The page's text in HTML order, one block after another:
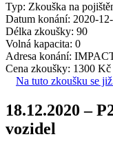
Typ: Zkouška na
Datum konání: 2020-
Délka zkoušky: 90
Volná kapacita: 0
Adresa konání:
Cena zkoušky: 1300 Kč
Na tuto zkoušku se
18.12.2020 –
vozidel